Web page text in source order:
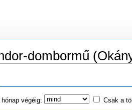
dombormű
hónap végéig: Csak a